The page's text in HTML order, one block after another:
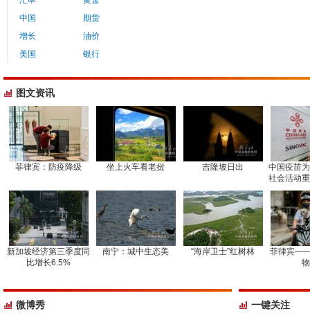
中国
增长
美国
期货
油价
银行
图文资讯
菲律宾：防疫降级 坐上火车看老挝 吉隆坡日出
中国疫苗
社会活动
新加坡经济第三季度同
比增长6.5%
南宁：城中生态美 “海岸卫士”红树林
菲律宾
微博秀 一键关注